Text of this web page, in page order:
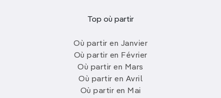
Top où partir
Où partir en Janvier
Où partir en Février
Où partir en Mars
Où partir en Avril
Où partir en Mai